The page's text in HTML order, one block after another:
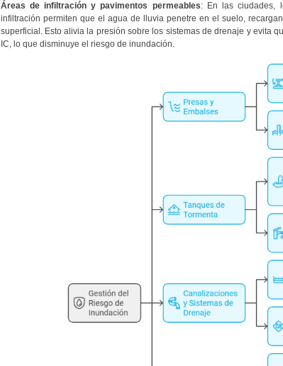
Áreas de infiltración y pavimentos permeables: En las ciudades,
infiltración permiten que el agua de lluvia penetre en el suelo,
superficial. Esto alivia la presión sobre los sistemas de drenaje y evita
IC, lo que disminuye el riesgo de inundación.